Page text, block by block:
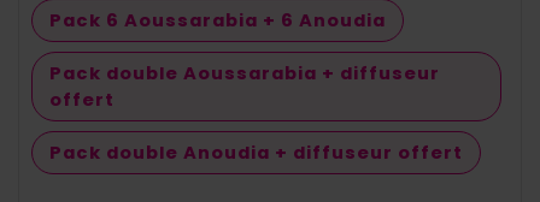
Pack 6 Aoussarabia + 6 Anoudia
Pack double Aoussarabia + diffuseur
offert
Pack double Anoudia + diffuseur offert